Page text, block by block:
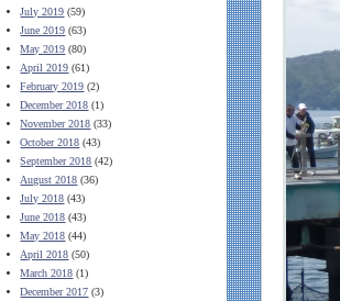
July 2019 (59)
June 2019 (63)
May 2019 (80)
April 2019 (61)
February 2019 (2)
December 2018 (1)
November 2018 (33)
October 2018 (43)
September 2018 (42)
August 2018 (36)
July 2018 (43)
June 2018 (43)
May 2018 (44)
April 2018 (50)
March 2018 (1)
December 2017 (3)